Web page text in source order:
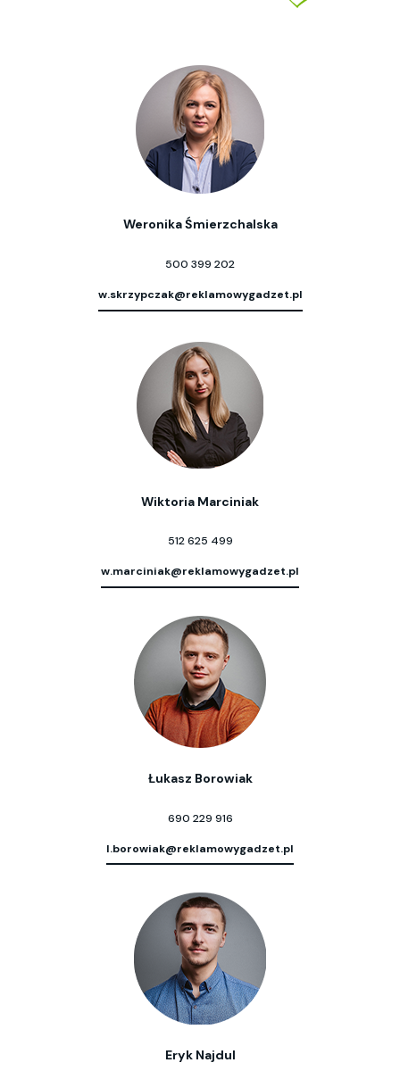
Weronika Śmierzchalska
500 399 202
w.skrzypczak@reklamowygadzet.pl
Wiktoria Marciniak
512 625 499
w.marciniak@reklamowygadzet.pl
Łukasz Borowiak
690 229 916
l.borowiak@reklamowygadzet.pl
Eryk Najdul